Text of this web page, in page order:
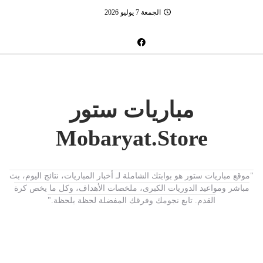
الجمعة 7 يوليو 2026
مباريات ستور
Mobaryat.Store
"موقع مباريات ستور هو بوابتك الشاملة لـ أخبار المباريات، نتائج اليوم، بث
مباشر ومواعيد الدوريات الكبرى، ملخصات الأهداف، وكل ما يخص كرة
القدم. تابع نجومك وفرقك المفضلة لحظة بلحظة."